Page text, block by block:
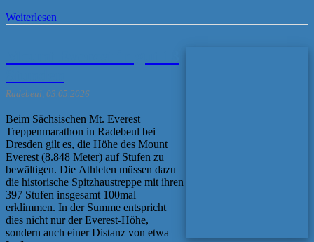
Weiterlesen
Radebeul, 03.05.2026
Beim Sächsischen Mt. Everest
Treppenmarathon in Radebeul bei
Dresden gilt es, die Höhe des Mount
Everest (8.848 Meter) auf Stufen zu
bewältigen. Die Athleten müssen dazu
die historische Spitzhaustreppe mit ihren
397 Stufen insgesamt 100mal
erklimmen. In der Summe entspricht
dies nicht nur der Everest-Höhe,
sondern auch einer Distanz von etwa